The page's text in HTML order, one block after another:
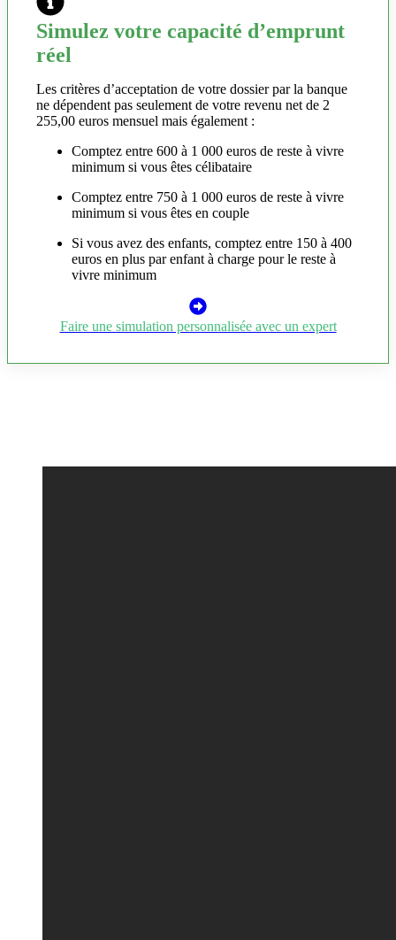
Simulez votre capacité d’emprunt
réel
Les critères d’acceptation de votre dossier par la banque
ne dépendent pas seulement de votre revenu net de 2
255,00 euros mensuel mais également :
Comptez entre 600 à 1 000 euros de reste à vivre
minimum si vous êtes célibataire
Comptez entre 750 à 1 000 euros de reste à vivre
minimum si vous êtes en couple
Si vous avez des enfants, comptez entre 150 à 400
euros en plus par enfant à charge pour le reste à
vivre minimum
Faire une simulation personnalisée avec un expert